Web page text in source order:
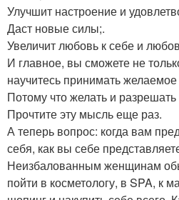
Улучшит настроение и
Даст новые силы;.
Увеличит любовь к себе и
И главное, вы сможете не
научитесь принимать
Потому что желать и
Прочтите эту мысль еще раз.
А теперь вопрос: когда вам
себя, как вы себе
Неизбалованным женщинам
пойти в косметологу, в SPA, к